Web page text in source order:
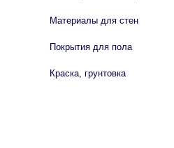
Материалы для стен
Покрытия для пола
Краска, грунтовка